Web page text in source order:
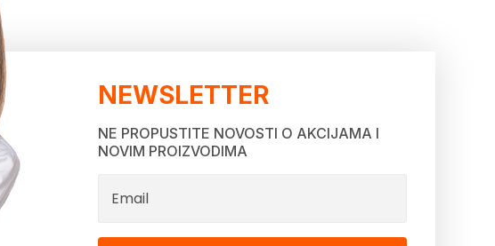
NEWSLETTER
NE PROPUSTITE NOVOSTI O AKCIJAMA I
NOVIM PROIZVODIMA